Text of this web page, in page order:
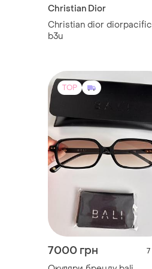
Christian Dior
Christian dior diorpacific
b3u
TOP
7000 грн 7